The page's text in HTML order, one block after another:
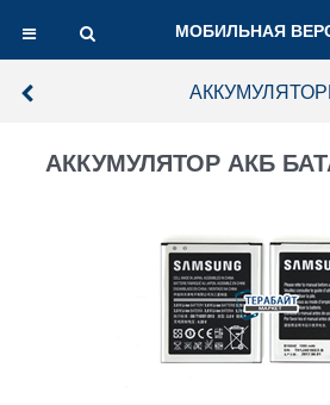
МОБИЛЬНАЯ
АККУМУЛЯТОР АКБ